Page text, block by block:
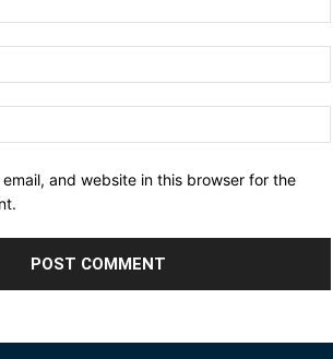
email, and website in this browser for the